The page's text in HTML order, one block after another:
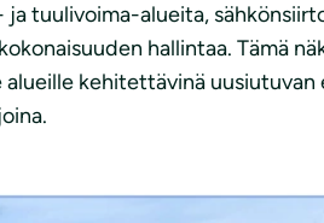
ja tuulivoima-alueita,
hallintaa. Tämä
kehitettävinä